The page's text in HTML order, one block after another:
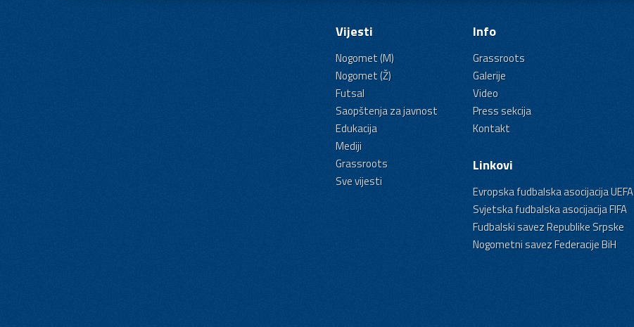
Vijesti
Nogomet (M)
Nogomet (Ž)
Futsal
Saopštenja za javnost
Edukacija
Mediji
Grassroots
Sve vijesti
Info
Grassroots
Galerije
Video
Press sekcija
Kontakt
Linkovi
Evropska fudbalska asocijacija UEFA
Svjetska fudbalska asocijacija FIFA
Fudbalski savez Republike Srpske
Nogometni savez Federacije BiH